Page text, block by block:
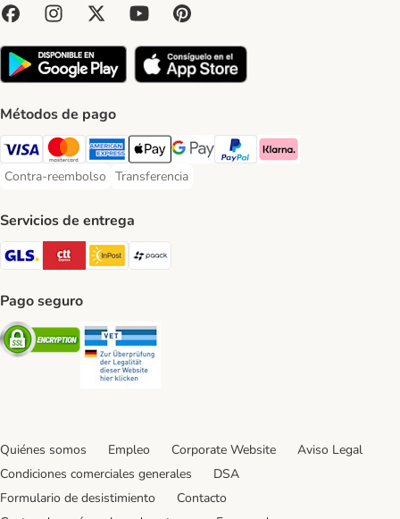
Métodos de pago
Visa Payment Method
Mastercard Payment Method
American Express Payment Method
Apple Pay Payment Method
Google Pay Payment Method
PayPal Payment Method
Klarna Payment Method
Contra-reembolso
Contra-reembolso Payment Method
Transferencia
Transferencia Payment Method
Servicios de entrega
GLS Shipping Method
CTTExpress Shipping Method
InPost Shipping Method
Pago seguro
Security
Quiénes somos Empleo Corporate Website
Aviso Legal
Condiciones comerciales generales
DSA
Formulario de desistimiento
Contacto